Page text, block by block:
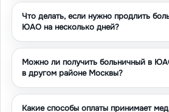
Больничный лист представляет
медицинский документ,
нетрудоспособность работника.
«Мой доктор» все листки
оформляются в строгом
законодательством РФ.
проводят необходимые
Что делать, если нужно продлить
ЮАО на несколько дней?
Можно ли получить больничный в
в другом районе Москвы?
Какие способы оплаты принимает